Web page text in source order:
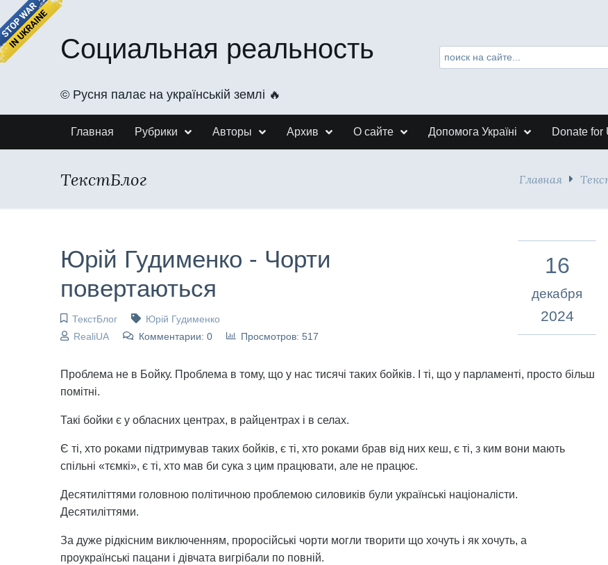
Социальная реальность
©️ Русня палає на українській землі 🔥
Главная Рубрики Авторы Архив О сайте Допомога Україні Donate for
ТекстБлог Главная
Юрій Гудименко - Чорти
повертаються
ТекстБлог
Юрій Гудименко
RealiUA
Комментарии: 0 Просмотров: 517
16
декабря
2024
Проблема не в Бойку. Проблема в тому, що у нас тисячі таких бойків. І ті, що у парламенті, просто більш
помітні.
Такі бойки є у обласних центрах, в райцентрах і в селах.
Є ті, хто роками підтримував таких бойків, є ті, хто роками брав від них кеш, є ті, з ким вони мають
спільні «тємкі», є ті, хто мав би сука з цим працювати, але не працює.
Десятиліттями головною політичною проблемою силовиків були українські націоналісти.
Десятиліттями.
За дуже рідкісним виключенням, проросійські чорти могли творити що хочуть і як хочуть, а
проукраїнські пацани і дівчата вигрібали по повній.